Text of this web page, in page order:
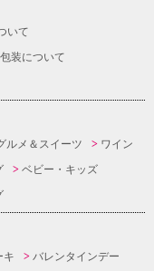
いて
装について
ルメ＆スイーツ
ワイン
ベビー・キッズ
キ
バレンタインデー